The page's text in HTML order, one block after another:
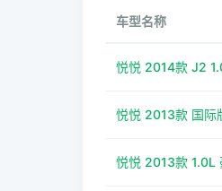
车型名称
悦悦 2014款 J2
悦悦 2013款 国际
悦悦 2013款 1.0L